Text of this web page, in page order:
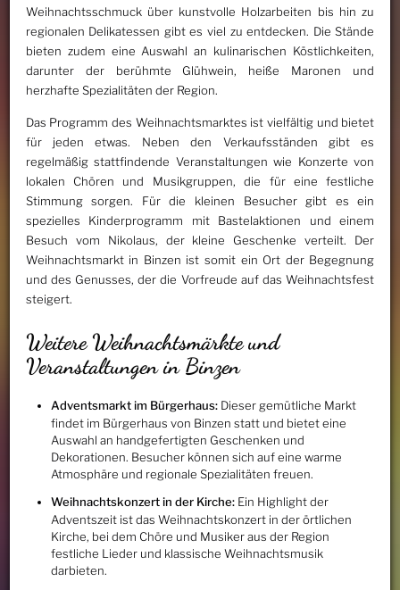
Weihnachtsschmuck über kunstvolle Holzarbeiten bis hin zu
regionalen Delikatessen gibt es viel zu entdecken. Die Stände
bieten zudem eine Auswahl an kulinarischen Köstlichkeiten,
darunter der berühmte Glühwein, heiße Maronen und
herzhafte Spezialitäten der Region.
Das Programm des Weihnachtsmarktes ist vielfältig und bietet
für jeden etwas. Neben den Verkaufsständen gibt es
regelmäßig stattfindende Veranstaltungen wie Konzerte von
lokalen Chören und Musikgruppen, die für eine festliche
Stimmung sorgen. Für die kleinen Besucher gibt es ein
spezielles Kinderprogramm mit Bastelaktionen und einem
Besuch vom Nikolaus, der kleine Geschenke verteilt. Der
Weihnachtsmarkt in Binzen ist somit ein Ort der Begegnung
und des Genusses, der die Vorfreude auf das Weihnachtsfest
steigert.
Weitere Weihnachtsmärkte und
Veranstaltungen in Binzen
Adventsmarkt im Bürgerhaus:Dieser gemütliche Markt
findet im Bürgerhaus von Binzen statt und bietet eine
Auswahl an handgefertigten Geschenken und
Dekorationen. Besucher können sich auf eine warme
Atmosphäre und regionale Spezialitäten freuen.
Weihnachtskonzert in der Kirche:Ein Highlight der
Adventszeit ist das Weihnachtskonzert in der örtlichen
Kirche, bei dem Chöre und Musiker aus der Region
festliche Lieder und klassische Weihnachtsmusik
darbieten.